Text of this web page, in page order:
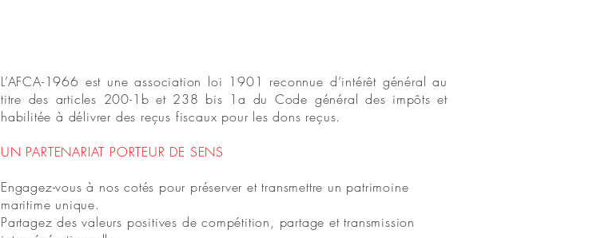
L’AFCA-1966 est une association loi 1901 reconnue d’intérêt général au
titre des articles 200-1b et 238 bis 1a du Code général des impôts et
habilitée à délivrer des reçus fiscaux pour les dons reçus.
UN PARTENARIAT PORTEUR DE SENS
Engagez-vous à nos cotés pour préserver et transmettre un patrimoine
maritime unique.
Partagez des valeurs positives de compétition, partage et transmission